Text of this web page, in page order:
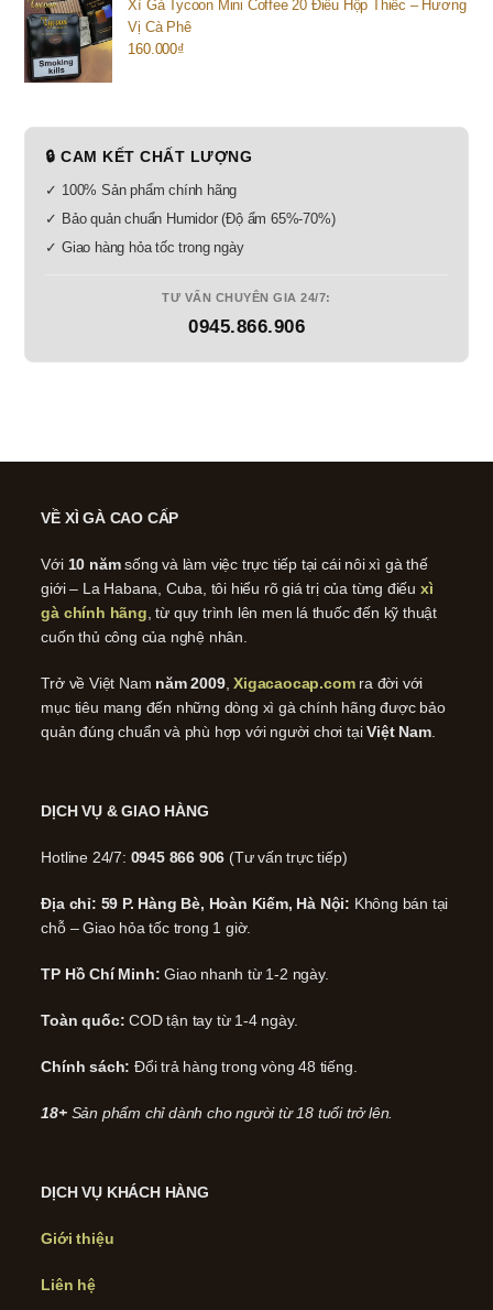
Xì Gà Tycoon Mini Coffee 20 Điếu Hộp Thiếc – Hương
Vị Cà Phê
160.000₫
🔒 CAM KẾT CHẤT LƯỢNG
✓ 100% Sản phẩm chính hãng
✓ Bảo quản chuẩn Humidor (Độ ẩm 65%-70%)
✓ Giao hàng hỏa tốc trong ngày
TƯ VẤN CHUYÊN GIA 24/7:
0945.866.906
VỀ XÌ GÀ CAO CẤP
Với 10 nămsống và làm việc trực tiếp tại cái nôi xì gà thế
giới – La Habana, Cuba, tôi hiểu rõ giá trị của từng điếu xì
gà chính hãng , từ quy trình lên men lá thuốc đến kỹ thuật
cuốn thủ công của nghệ nhân.
Trở về Việt Nam năm 2009,Xigacaocap.comra đời với
mục tiêu mang đến những dòng xì gà chính hãng được bảo
quản đúng chuẩn và phù hợp với người chơi tạiViệt Nam.
DỊCH VỤ & GIAO HÀNG
Hotline 24/7: 0945 866 906 (Tư vấn trực tiếp)
Địa chỉ: 59 P. Hàng Bè, Hoàn Kiếm, Hà Nội: Không bán tại
chỗ – Giao hỏa tốc trong 1 giờ.
TP Hồ Chí Minh: Giao nhanh từ 1-2 ngày.
Toàn quốc: COD tận tay từ 1-4 ngày.
Chính sách: Đổi trả hàng trong vòng 48 tiếng.
18+ Sản phẩm chỉ dành cho người từ 18 tuổi trở lên.
DỊCH VỤ KHÁCH HÀNG
Giới thiệu
Liên hệ